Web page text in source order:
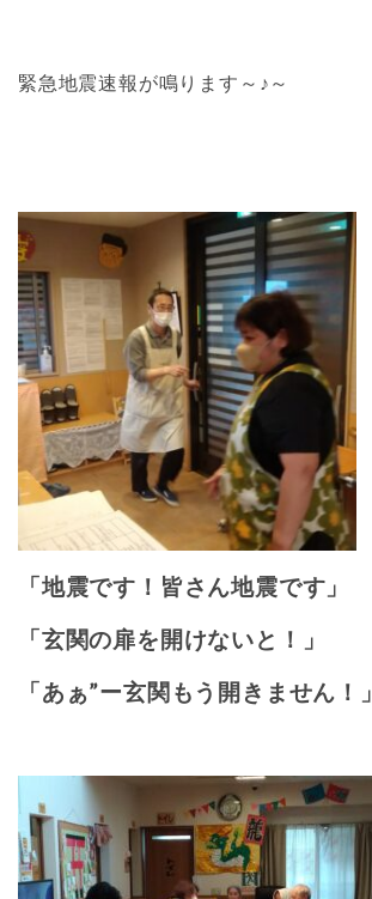
緊急地震速報が鳴ります～♪～
「地震です！皆さん地震です」
「玄関の扉を開けないと！」
「あぁ”ー玄関もう開きません！」